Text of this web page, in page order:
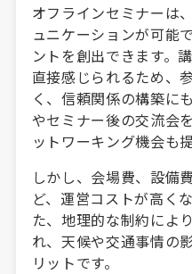
オフラインセミナーは
ュニケーションが可能
ントを創出できます。
直接感じられるため、
く、信頼関係の構築に
やセミナー後の交流会
ットワーキング機会も
しかし、会場費、設備
ど、運営コストが高く
た、地理的な制約によ
れ、天候や交通事情の
リットです。